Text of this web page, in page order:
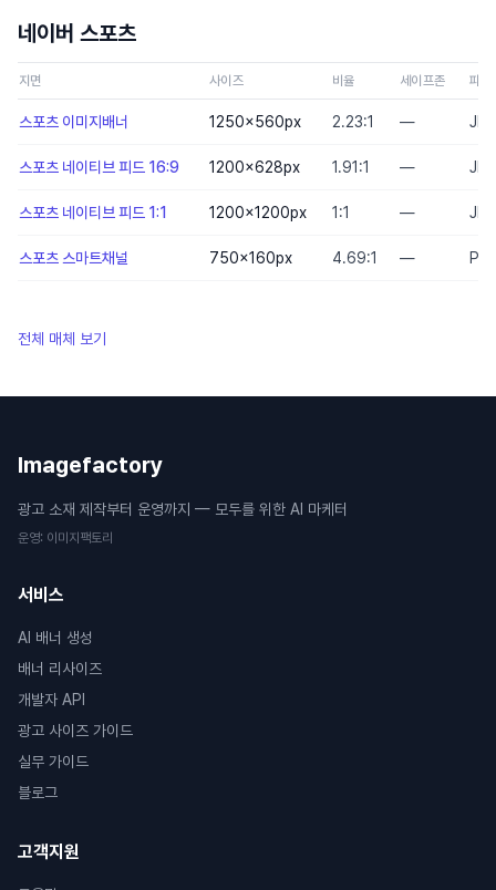
네이버 스포츠
지면 사이즈 비율 세이프존 파일
스포츠 이미지배너 1250×560px 2.23:1 —
스포츠 네이티브 피드 16:9 1200×628px 1.91:1 —
스포츠 네이티브 피드 1:1 1200×1200px 1:1 —
스포츠 스마트채널 750×160px 4.69:1 —
전체 매체 보기
Imagefactory
광고 소재 제작부터 운영까지 — 모두를 위한 AI 마케터
운영: 이미지팩토리
서비스
AI 배너 생성
배너 리사이즈
개발자 API
광고 사이즈 가이드
실무 가이드
블로그
고객지원